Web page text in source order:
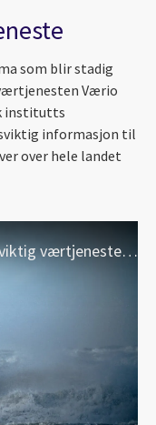
som blir stadig
Værio
institutts
informasjon til
over hele landet
CGI og MET skal gjøre livsviktig værtjeneste enda bedre